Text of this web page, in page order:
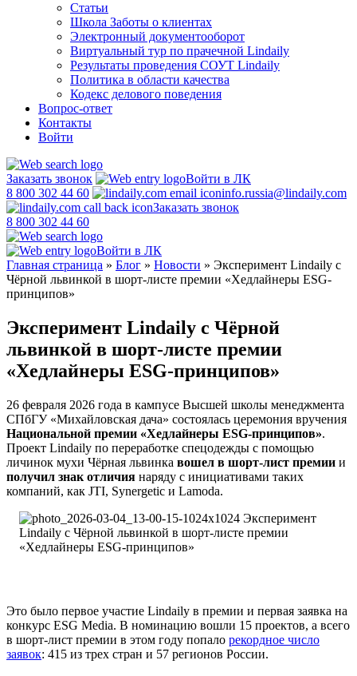
Статьи
Школа Заботы о клиентах
Электронный документооборот
Виртуальный тур по прачечной Lindaily
Результаты проведения СОУТ Lindaily
Политика в области качества
Кодекс делового поведения
Вопрос-ответ
Контакты
Войти
Заказать звонок
Войти в ЛК
8 800 302 44 60
info.russia@lindaily.com
Заказать звонок
8 800 302 44 60
Войти в ЛК
Главная страница » Блог » Новости » Эксперимент Lindaily с
Чёрной львинкой в шорт-листе премии «Хедлайнеры ESG-
принципов»
Эксперимент Lindaily с Чёрной
львинкой в шорт-листе премии
«Хедлайнеры ESG-принципов»
26 февраля 2026 года в кампусе Высшей школы менеджмента
СПбГУ «Михайловская дача» состоялась церемония вручения
Национальной премии «Хедлайнеры ESG-принципов».
Проект Lindaily по переработке спецодежды с помощью
личинок мухи Чёрная львинка вошел в шорт-лист премии и
получил знак отличия наряду с инициативами таких
компаний, как JTI, Synergetic и Lamoda.​
Это было первое участие Lindaily в премии и первая заявка на
конкурс ESG Media. В номинацию вошли 15 проектов, а всего
в шорт-лист премии в этом году попало рекордное число
заявок: 415 из трех стран и 57 регионов России.​